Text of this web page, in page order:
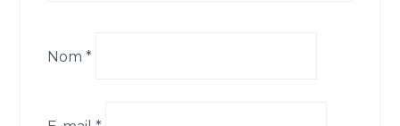
Nom*